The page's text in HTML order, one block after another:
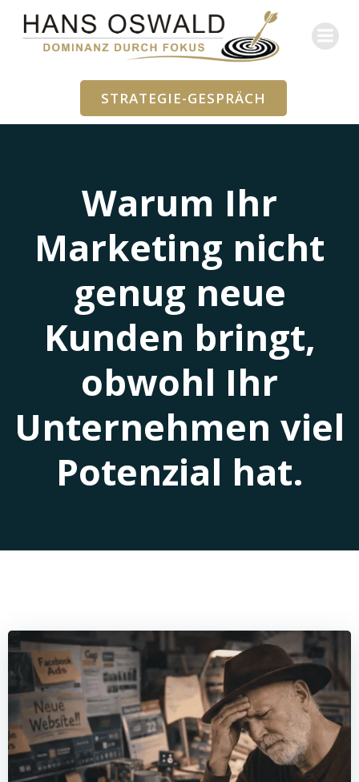
Zum
Inhalt
springen
STRATEGIE-GESPRÄCH
Warum Ihr
Marketing nicht
genug neue
Kunden bringt,
obwohl Ihr
Unternehmen viel
Potenzial hat.